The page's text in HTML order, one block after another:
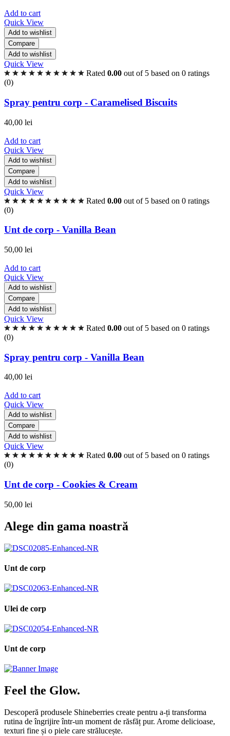
Add to cart
Quick View
Add to wishlist
Compare
Add to wishlist
Quick View
Rated 0.00 out of 5 based on 0 ratings
(0)
Spray pentru corp - Caramelised Biscuits
40,00 lei
Add to cart
Quick View
Add to wishlist
Compare
Add to wishlist
Quick View
Rated 0.00 out of 5 based on 0 ratings
(0)
Unt de corp - Vanilla Bean
50,00 lei
Add to cart
Quick View
Add to wishlist
Compare
Add to wishlist
Quick View
Rated 0.00 out of 5 based on 0 ratings
(0)
Spray pentru corp - Vanilla Bean
40,00 lei
Add to cart
Quick View
Add to wishlist
Compare
Add to wishlist
Quick View
Rated 0.00 out of 5 based on 0 ratings
(0)
Unt de corp - Cookies & Cream
50,00 lei
Alege din gama noastră
Unt de corp
Ulei de corp
Unt de corp
Feel the Glow.
Descoperă produsele Shineberries create pentru a-ți transforma
rutina de îngrijire într-un moment de răsfăț pur. Arome delicioase,
texturi fine și o piele care strălucește.